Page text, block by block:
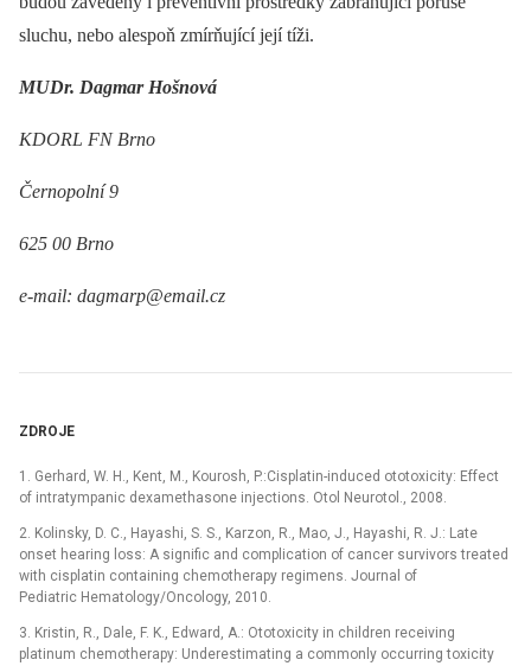
sluchu, nebo alespoň zmírňující její tíži.
MUDr. Dagmar Hošnová
KDORL FN Brno
Černopolní 9
625 00 Brno
e-mail: dagmarp@email.cz
ZDROJE
1. Gerhard, W. H., Kent, M., Kourosh, P.:Cisplatin-induced ototoxicity: Effect
of intratympanic dexamethasone injections. Otol Neurotol., 2008.
2. Kolinsky, D. C., Hayashi, S. S., Karzon, R., Mao, J., Hayashi, R. J.: Late
onset hearing loss: A signific and complication of cancer survivors treated
with cisplatin containing chemotherapy regimens. Journal of
Pediatric Hematology/Oncology, 2010.
3. Kristin, R., Dale, F. K., Edward, A.: Ototoxicity in children receiving
platinum chemotherapy: Underestimating a commonly occurring toxicity